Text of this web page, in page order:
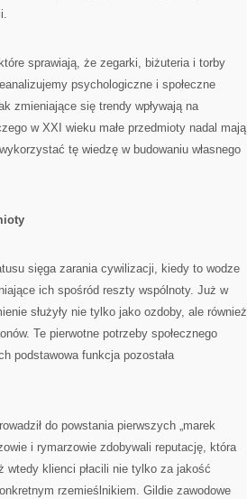
sprawiają, że zegarki, biżuteria i torby
psychologiczne i społeczne
zmieniające się trendy wpływają na
w XXI wieku małe przedmioty nadal mają
tę wiedzę w budowaniu własnego
sięga zarania cywilizacji, kiedy to wodze
ich spośród reszty wspólnoty. Już w
służyły nie tylko jako ozdoby, ale również
Te pierwotne potrzeby społecznego
podstawowa funkcja pozostała
do powstania pierwszych „marek
i rymarzowie zdobywali reputację, która
wtedy klienci płacili nie tylko za jakość
rzemieślnikiem. Gildie zawodowe